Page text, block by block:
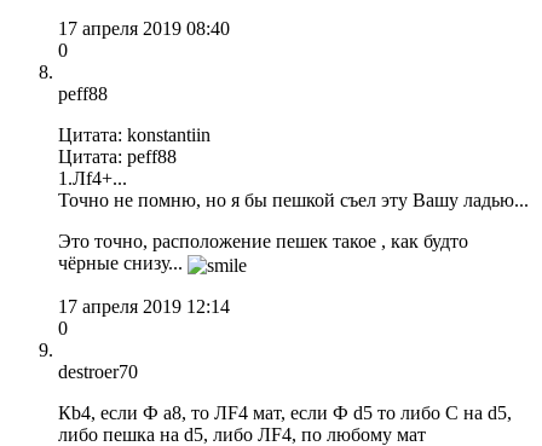
17 апреля 2019 08:40
0
peff88
Цитата: konstantiin
Цитата: peff88
1.Лf4+...
Точно не помню, но я бы пешкой съел эту Вашу ладью...
Это точно, расположение пешек такое , как будто
чёрные снизу...
17 апреля 2019 12:14
0
destroer70
Кb4, если Ф а8, то ЛF4 мат, если Ф d5 то либо С на d5,
либо пешка на d5, либо ЛF4, по любому мат